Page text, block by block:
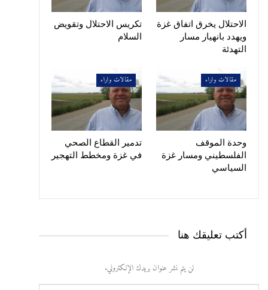
الاحتلال يخرق اتفاق غزة
ويهدد بانهيار مسار
التهدئة
تكريس الاحتلال وتقويض
السلام
مقالات واراء
وحدة الموقف
الفلسطيني ومسار غزة
السياسي
مقالات واراء
تدمير القطاع الصحي
في غزة ومخطط التهجير
أكتب تعليقك هنا
لن يتم نشر عنوان بريدك الإلكتروني.